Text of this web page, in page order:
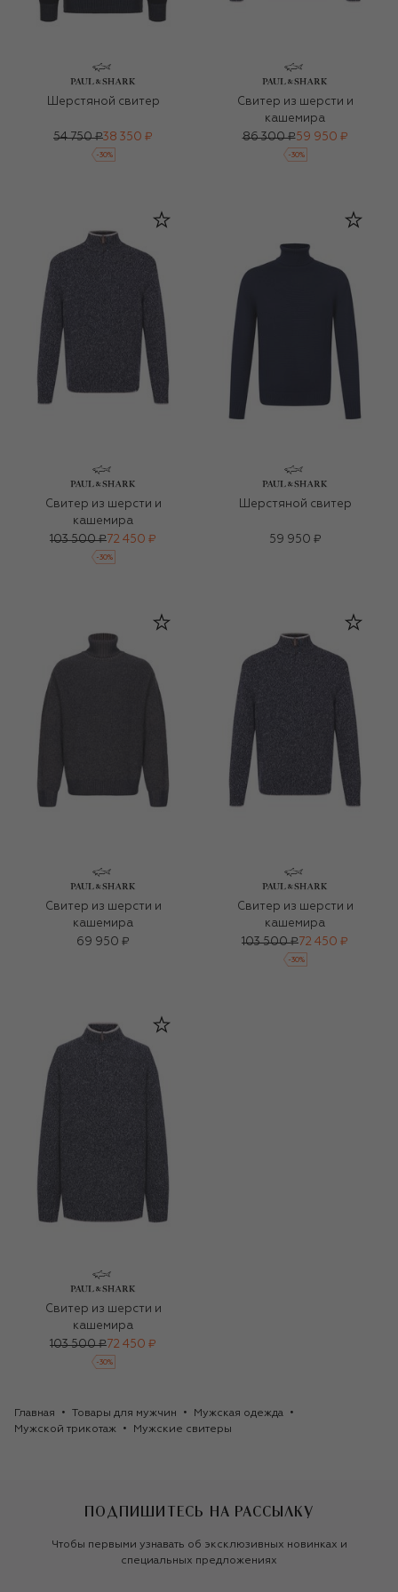
Шерстяной свитер
54 750 ₽38 350 ₽
-30%
Свитер из шерсти и
кашемира
86 300 ₽59 950 ₽
-30%
Свитер из шерсти и
кашемира
103 500 ₽72 450 ₽
-30%
Шерстяной свитер
59 950 ₽
Свитер из шерсти и
кашемира
69 950 ₽
Свитер из шерсти и
кашемира
103 500 ₽72 450 ₽
-30%
Свитер из шерсти и
кашемира
103 500 ₽72 450 ₽
-30%
Главная Товары для мужчин
Мужская одежда
Мужской трикотаж
Мужские свитеры
ПОДПИШИТЕСЬ НА РАССЫЛКУ
Чтобы первыми узнавать об эксклюзивных новинках и
специальных предложениях